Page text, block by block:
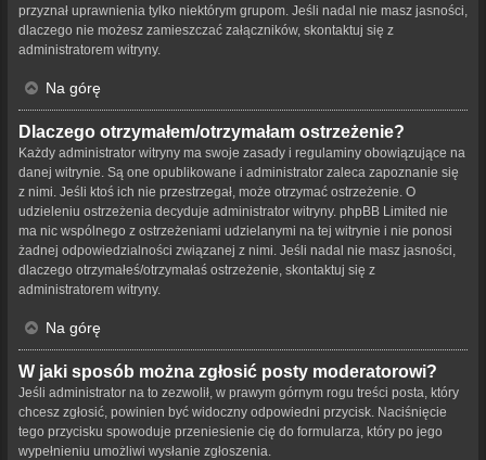
przyznał uprawnienia tylko niektórym grupom. Jeśli nadal nie masz jasności,
dlaczego nie możesz zamieszczać załączników, skontaktuj się z
administratorem witryny.
Na górę
Dlaczego otrzymałem/otrzymałam ostrzeżenie?
Każdy administrator witryny ma swoje zasady i regulaminy obowiązujące na
danej witrynie. Są one opublikowane i administrator zaleca zapoznanie się
z nimi. Jeśli ktoś ich nie przestrzegał, może otrzymać ostrzeżenie. O
udzieleniu ostrzeżenia decyduje administrator witryny. phpBB Limited nie
ma nic wspólnego z ostrzeżeniami udzielanymi na tej witrynie i nie ponosi
żadnej odpowiedzialności związanej z nimi. Jeśli nadal nie masz jasności,
dlaczego otrzymałeś/otrzymałaś ostrzeżenie, skontaktuj się z
administratorem witryny.
Na górę
W jaki sposób można zgłosić posty moderatorowi?
Jeśli administrator na to zezwolił, w prawym górnym rogu treści posta, który
chcesz zgłosić, powinien być widoczny odpowiedni przycisk. Naciśnięcie
tego przycisku spowoduje przeniesienie cię do formularza, który po jego
wypełnieniu umożliwi wysłanie zgłoszenia.